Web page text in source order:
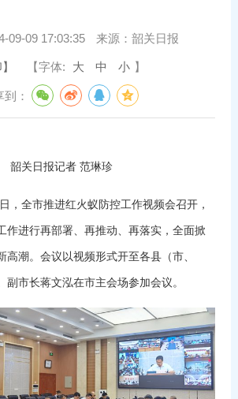
09-09 17:03:35 来源： 韶关日报
【字体: 大 中 小 】
：
韶关日报记者 范琳珍
市推进红火蚁防控工作视频会召开，
作进行再部署、再推动、再落实，全面掀
高潮。会议以视频形式开至各县（市、
副市长蒋文泓在市主会场参加会议。